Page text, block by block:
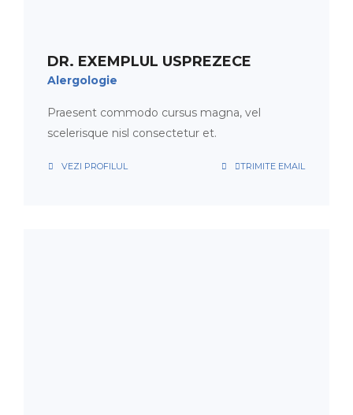
DR. EXEMPLUL USPREZECE
Alergologie
Praesent commodo cursus magna, vel
scelerisque nisl consectetur et.
VEZI PROFILUL TRIMITE EMAIL